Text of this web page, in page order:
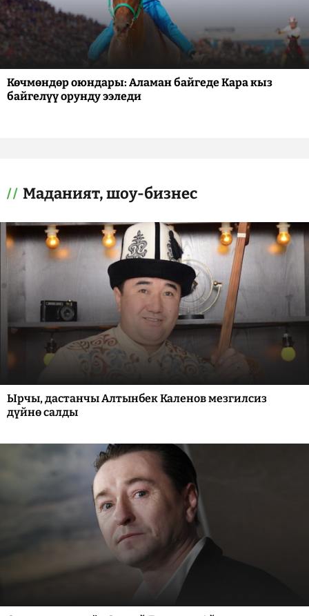
Көчмөндөр оюндары: Аламан байгеде Кара кыз
байгелүү орунду ээледи
Маданият, шоу-бизнес
Ырчы, дастанчы Алтынбек Каленов мезгилсиз
дүйнө салды